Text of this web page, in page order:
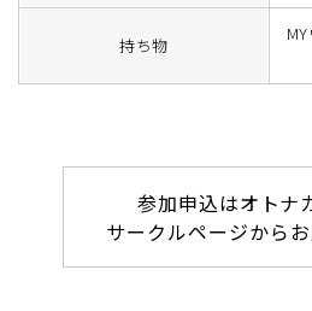
持ち物
参加申込はオトナ
サークルページから